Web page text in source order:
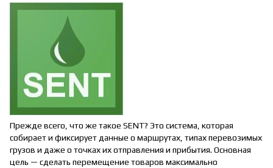
Прежде всего, что же такое SENT? Это система, которая
собирает и фиксирует данные о маршрутах, типах перевозимых
грузов и даже о точках их отправления и прибытия. Основная
цель — сделать перемещение товаров максимально